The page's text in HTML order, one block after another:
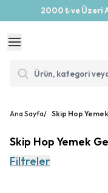
2000 ₺ ve Üzeri
Ana Sayfa/ Skip Hop
Skip Hop Yemek
Filtreler